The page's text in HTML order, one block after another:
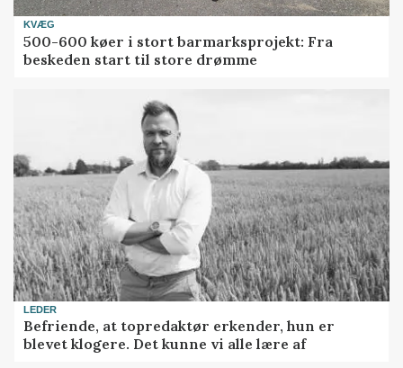
KVÆG
500-600 køer i stort barmarksprojekt: Fra
beskeden start til store drømme
LEDER
Befriende, at topredaktør erkender, hun er
blevet klogere. Det kunne vi alle lære af